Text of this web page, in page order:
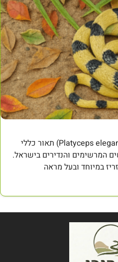
הזעמן זעמן יפהפה (Platyceps elegantissimus) תאור כללי
המרשימים והנדירים בישראל.
במיוחד ובעל מראה